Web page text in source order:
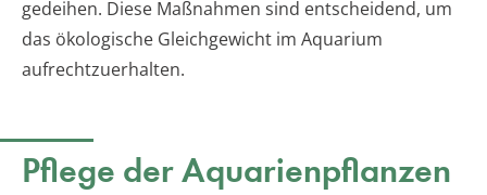
gedeihen. Diese Maßnahmen sind entscheidend, um
das ökologische Gleichgewicht im Aquarium
aufrechtzuerhalten.
Pflege der Aquarienpflanzen